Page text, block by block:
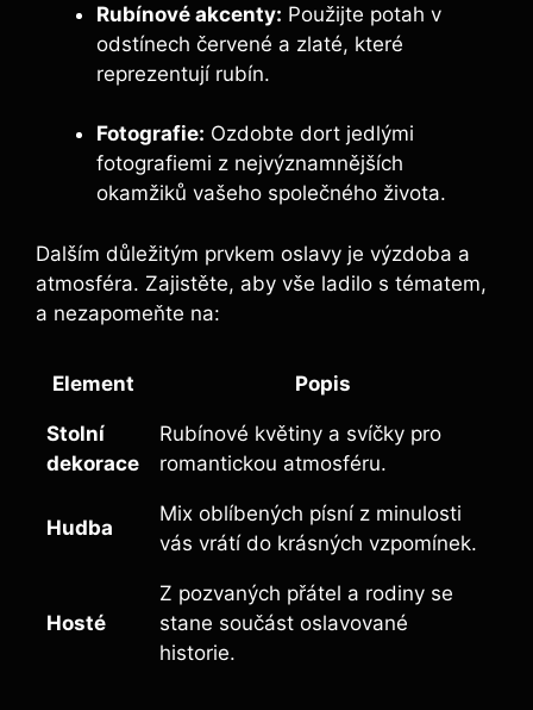
Rubínové akcenty: Použijte potah v
odstínech červené a zlaté, které
reprezentují rubín.
Fotografie: Ozdobte dort jedlými
fotografiemi z nejvýznamnějších
okamžiků vašeho společného života.
Dalším důležitým prvkem oslavy je výzdoba a
atmosféra. Zajistěte, aby vše ladilo s tématem,
a nezapomeňte na:
Element Popis
Stolní
dekorace
Rubínové květiny a svíčky pro
romantickou atmosféru.
Hudba
Mix oblíbených písní z minulosti
vás vrátí do krásných vzpomínek.
Hosté
Z pozvaných přátel a rodiny se
stane součást oslavované
historie.